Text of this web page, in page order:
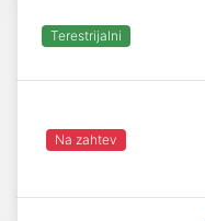
Terestrijalni
Na zahtev